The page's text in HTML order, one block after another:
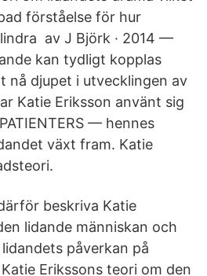
förståelse för hur
av J Björk · 2014 —
kan tydligt kopplas
nå djupet i utvecklingen av
Katie Eriksson använt sig
— hennes
växt fram. Katie
beskriva Katie
lidande människan och
påverkan på
Erikssons teori om den